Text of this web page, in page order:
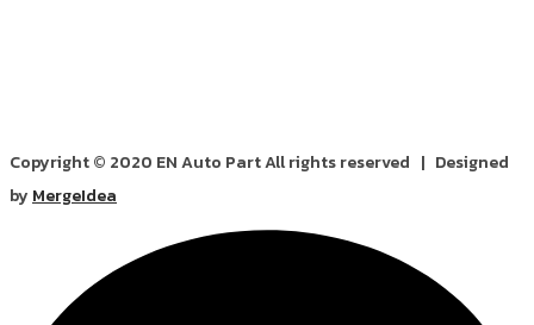
Copyright © 2020 EN Auto Part All rights reserved | Designed
by MergeIdea